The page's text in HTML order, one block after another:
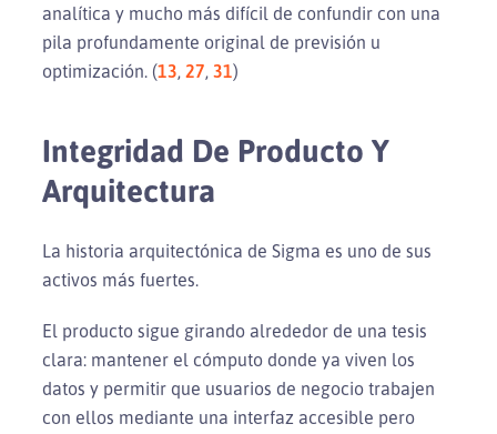
analítica y mucho más difícil de confundir con una
pila profundamente original de previsión u
optimización. (13, 27, 31)
Integridad De Producto Y
Arquitectura
La historia arquitectónica de Sigma es uno de sus
activos más fuertes.
El producto sigue girando alrededor de una tesis
clara: mantener el cómputo donde ya viven los
datos y permitir que usuarios de negocio trabajen
con ellos mediante una interfaz accesible pero